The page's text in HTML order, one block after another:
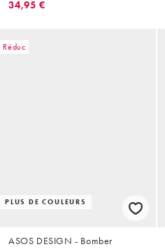
34,95 €
Réduc
PLUS DE COULEURS
ASOS DESIGN - Bomber